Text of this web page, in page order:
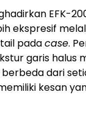
EFK-
ekspresif
padacase.
garis halus
dari
kesan